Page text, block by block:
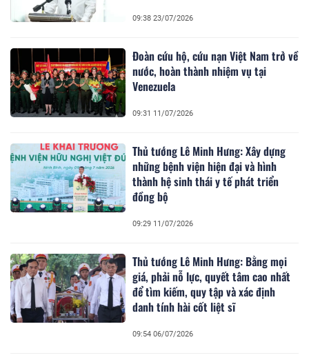
09:38 23/07/2026
Đoàn cứu hộ, cứu nạn Việt Nam trở về
nước, hoàn thành nhiệm vụ tại
Venezuela
09:31 11/07/2026
Thủ tướng Lê Minh Hưng: Xây dựng
những bệnh viện hiện đại và hình
thành hệ sinh thái y tế phát triển
đồng bộ
09:29 11/07/2026
Thủ tướng Lê Minh Hưng: Bằng mọi
giá, phải nỗ lực, quyết tâm cao nhất
để tìm kiếm, quy tập và xác định
danh tính hài cốt liệt sĩ
09:54 06/07/2026